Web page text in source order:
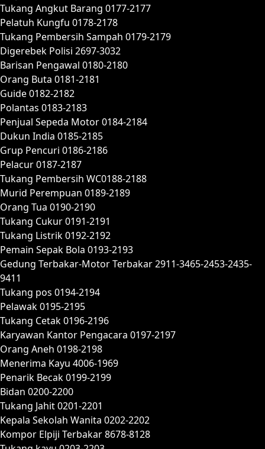
Tukang Angkut Barang 0177-2177
Pelatuh Kungfu 0178-2178
Tukang Pembersih Sampah 0179-2179
Digerebek Polisi 2697-3032
Barisan Pengawal 0180-2180
Orang Buta 0181-2181
Guide 0182-2182
Polantas 0183-2183
Penjual Sepeda Motor 0184-2184
Dukun India 0185-2185
Grup Pencuri 0186-2186
Pelacur 0187-2187
Tukang Pembersih WC0188-2188
Murid Perempuan 0189-2189
Orang Tua 0190-2190
Tukang Cukur 0191-2191
Tukang Listrik 0192-2192
Pemain Sepak Bola 0193-2193
Gedung Terbakar-Motor Terbakar 2911-3465-2453-2435-
9411
Tukang pos 0194-2194
Pelawak 0195-2195
Tukang Cetak 0196-2196
Karyawan Kantor Pengacara 0197-2197
Orang Aneh 0198-2198
Menerima Kayu 4006-1969
Penarik Becak 0199-2199
Bidan 0200-2200
Tukang Jahit 0201-2201
Kepala Sekolah Wanita 0202-2202
Kompor Elpiji Terbakar 8678-8128